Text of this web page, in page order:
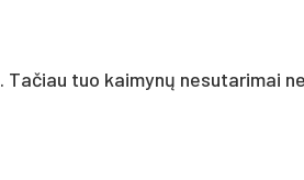
Ta­čiau tuo kai­mynų ne­su­ta­ri­mai